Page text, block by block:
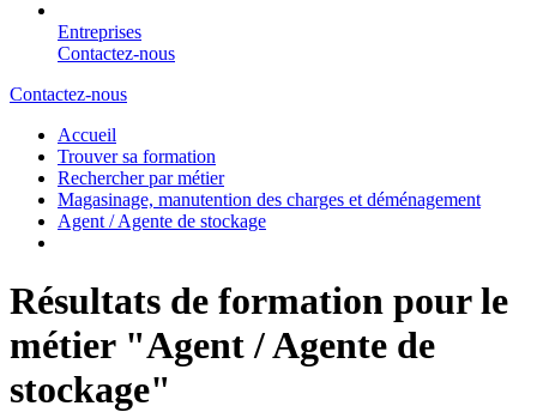
Entreprises
Contactez-nous
Contactez-nous
Accueil
Trouver sa formation
Rechercher par métier
Magasinage, manutention des charges et déménagement
Agent / Agente de stockage
Résultats de formation pour le
métier "Agent / Agente de
stockage"